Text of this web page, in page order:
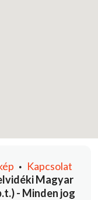
Magyar
- Minden jog
• Kapcsolat